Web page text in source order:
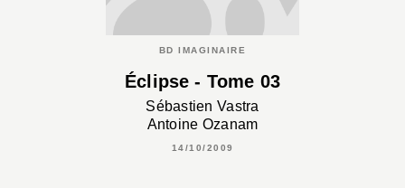
BD IMAGINAIRE
Éclipse - Tome 03
Sébastien Vastra
Antoine Ozanam
14/10/2009